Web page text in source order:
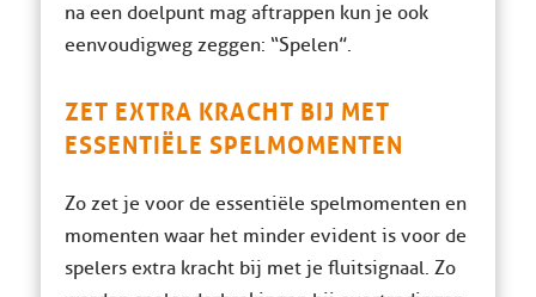
na een doelpunt mag aftrappen kun je ook
eenvoudigweg zeggen: “Spelen”.
ZET EXTRA KRACHT BIJ MET
ESSENTIËLE SPELMOMENTEN
Zo zet je voor de essentiële spelmomenten en
momenten waar het minder evident is voor de
spelers extra kracht bij met je fluitsignaal. Zo